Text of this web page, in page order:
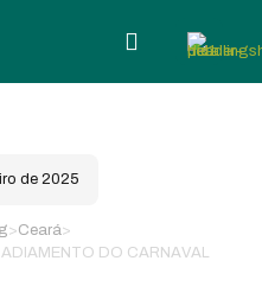
de 2025
>Ceará>
DO CARNAVAL